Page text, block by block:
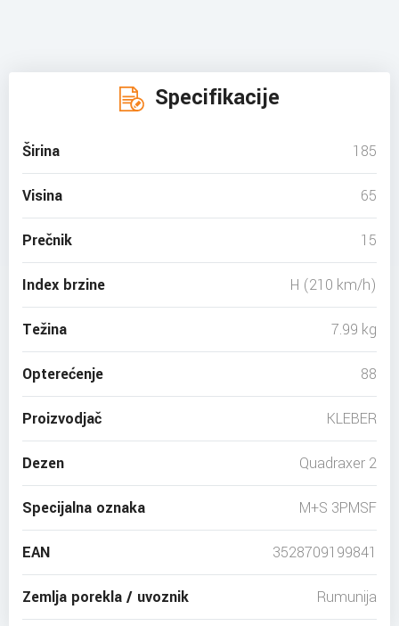
Specifikacije
Širina 185
Visina 65
Prečnik 15
Index brzine H (210 km/h)
Težina 7.99 kg
Opterećenje 88
Proizvodjač KLEBER
Dezen Quadraxer 2
Specijalna oznaka M+S 3PMSF
EAN 3528709199841
Zemlja porekla / uvoznik Rumunija